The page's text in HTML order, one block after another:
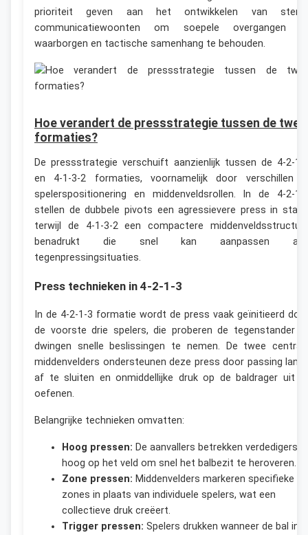
prioriteit geven aan het ontwikkelen van
communicatiewoonten om soepele overgangen
waarborgen en tactische samenhang te behouden.
Hoe verandert de pressstrategie tussen de twee
formaties?
De pressstrategie verschuift aanzienlijk tussen de 4-2-1-
en 4-1-3-2 formaties, voornamelijk door verschillen
spelerspositionering en middenveldsrollen. In de 4-2-1-
stellen de dubbele pivots een agressievere press in
terwijl de 4-1-3-2 een compactere
benadrukt die snel kan aanpassen
tegenpressingsituaties.
Press technieken in 4-2-1-3
In de 4-2-1-3 formatie wordt de press vaak geïnitieerd
de voorste drie spelers, die proberen de tegenstander
dwingen snelle beslissingen te nemen. De twee
middenvelders ondersteunen deze press door passing
af te sluiten en onmiddellijke druk op de baldrager uit
oefenen.
Belangrijke technieken omvatten:
Hoog pressen: De aanvallers betrekken verdedigers
hoog op het veld om snel het balbezit te heroveren.
Zone pressen: Middenvelders markeren specifieke
zones in plaats van individuele spelers, wat een
collectieve druk creëert.
Trigger pressen: Spelers drukken wanneer de bal in